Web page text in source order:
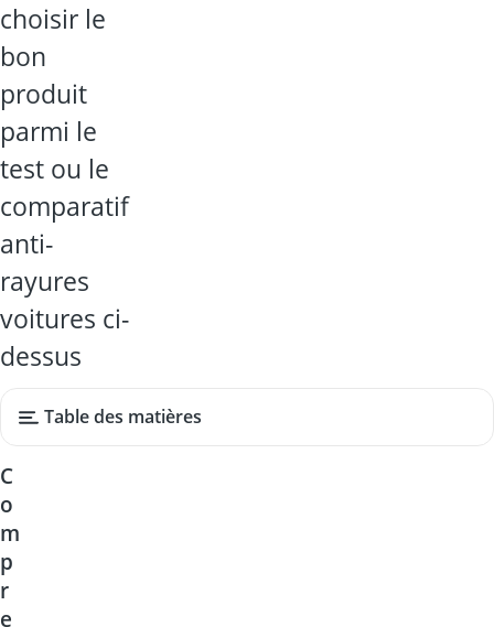
choisir le
bon
produit
parmi le
test ou le
comparatif
anti-
rayures
voitures ci-
dessus
Table des matières
C
o
m
p
r
e